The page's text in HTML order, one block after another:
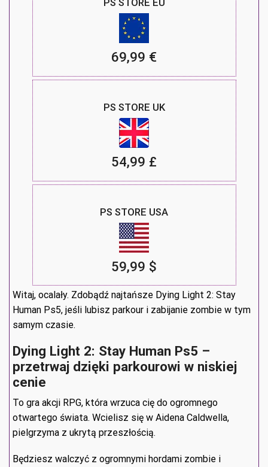
PS STORE EU
69,99 €
PS STORE UK
54,99 £
PS STORE USA
59,99 $
Witaj, ocalały. Zdobądź najtańsze Dying Light 2: Stay
Human Ps5, jeśli lubisz parkour i zabijanie zombie w tym
samym czasie.
Dying Light 2: Stay Human Ps5 –
przetrwaj dzięki parkourowi w niskiej
cenie
To gra akcji RPG, która wrzuca cię do ogromnego
otwartego świata. Wcielisz się w Aidena Caldwella,
pielgrzyma z ukrytą przeszłością.
Będziesz walczyć z ogromnymi hordami zombie i